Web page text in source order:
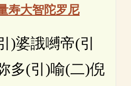
寿大智陀罗尼
誐嚩帝(引
多(引)喻(二)倪